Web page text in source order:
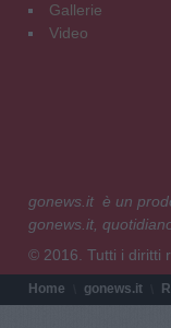
Gallerie
Video
gonews.it è un
gonews.it,
© 2016. Tutti i diritti
Home gonews.it